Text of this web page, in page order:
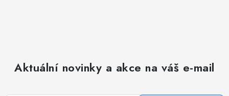
Aktuální novinky a akce na váš e-mail